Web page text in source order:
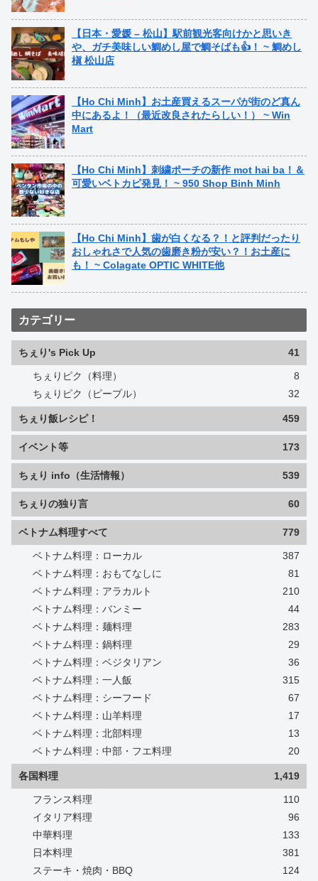
【日本・愛媛 – 松山】駅前観光客向けかと思いき
や、ガチ美味しい鯛めし屋で鯛そばも👍！ ~ 鯛めし
槇 松山店
【Ho Chi Minh】お土産買えるスーパが街のど真ん
中にあるよ！（最近改良されたらしい！） ~ Win
Mart
【Ho Chi Minh】刺繍ポーチの新作 mot hai ba！＆
可愛いベトカピ発見！ ~ 950 Shop Binh Minh
【Ho Chi Minh】歯が白くなる？！と評判だったり
おしゃれさで人気の歯磨き粉が安い？！お土産に
も！ ~ Colagate OPTIC WHITE他
カテゴリー
ちぇり's Pick Up 41
ちぇりピク（料理）
8
ちぇりピク（ピープル）
32
ちぇり飯レシピ！ 459
イベント等 173
ちぇり info（生活情報） 539
ちぇりの独り言 60
ベトナム料理すべて 779
ベトナム料理：ローカル
387
ベトナム料理：おもてなしに
81
ベトナム料理：アラカルト
210
ベトナム料理：バンミー
44
ベトナム料理：麺料理
283
ベトナム料理：鍋料理
29
ベトナム料理：ベジタリアン
36
ベトナム料理：一人飯
315
ベトナム料理：シーフード
67
ベトナム料理：山羊料理
17
ベトナム料理：北部料理
13
ベトナム料理：中部・フエ料理
20
各国料理 1,419
フランス料理
110
イタリア料理
96
中華料理
133
日本料理
381
ステーキ・焼肉・BBQ
124